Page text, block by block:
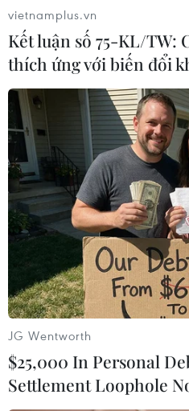
#Motorola #Bionic
#Smartphone
Theo dõi VietnamPlus
TIN CÙNG CHUYÊN
Trung Quốc: E-Town Bắc
hướng tới trở thành trung
toàn cầu năm 2030
08/08/2026 02:11
vietnamplus.vn
Kết luận số 75-KL/TW:
thích ứng với biến đổi
JG Wentworth
$25,000 In Personal
Settlement Loophole